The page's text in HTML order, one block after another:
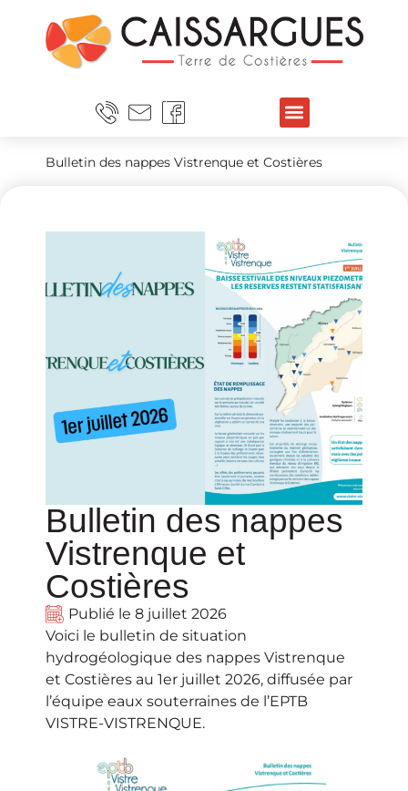
Bulletin des nappes Vistrenque et Costières
Bulletin des nappes
Vistrenque et
Costières
Publié le 8 juillet 2026
Voici le bulletin de situation
hydrogéologique des nappes Vistrenque
et Costières au 1er juillet 2026, diffusée par
l’équipe eaux souterraines de l’EPTB
VISTRE-VISTRENQUE.